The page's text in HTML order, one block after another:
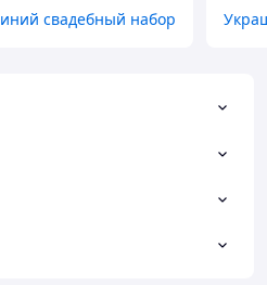
свадебный набор